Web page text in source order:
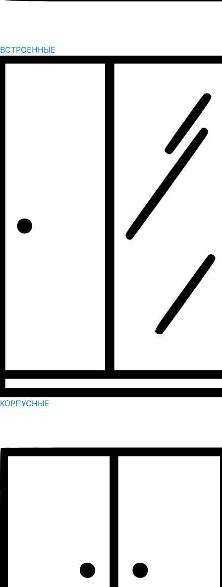
ВСТРОЕННЫЕ
КОРПУСНЫЕ